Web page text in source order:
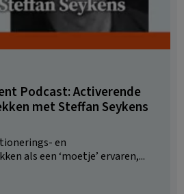
Podcast: Activerende
met Steffan Seykens
en
als een ‘moetje’ ervaren,...